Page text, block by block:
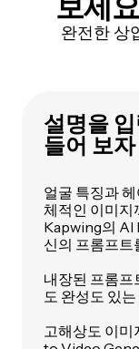
완전한 상
설명을
들어 보자
얼굴 특징과
체적인 이미지
Kapwing의 AI
신의 프롬프트
내장된 프롬프
도 완성도 있
고해상도 이